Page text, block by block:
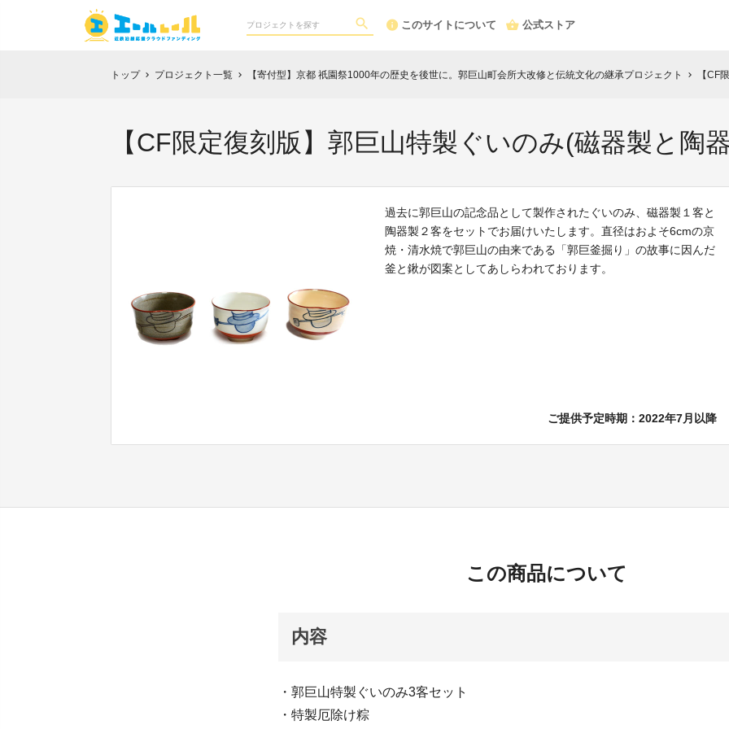
このサイトについて 公式ストア
トップ chevron_right プロジェクト一覧 chevron_right 【寄付型】京都 祇園祭1000年の歴史を後世に。郭巨山町会所大改修と伝統文化の継承プロジェクト chevron_right 【CF
【CF限定復刻版】郭巨山特製ぐいのみ(磁器製と陶
過去に郭巨山の記念品として製作されたぐいのみ、磁器製１客と
陶器製２客をセットでお届けいたします。直径はおよそ6cmの京
焼・清水焼で郭巨山の由来である「郭巨釜掘り」の故事に因んだ
釜と鍬が図案としてあしらわれております。
ご提供予定時期：2022年7月以降
この商品について
内容
・郭巨山特製ぐいのみ3客セット
・特製厄除け粽